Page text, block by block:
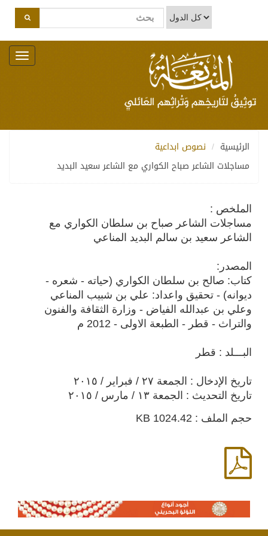
Toggle
navigation
الرئيسية
نصوص ابداعية
مساجلات الشاعر صباح الكواري مع الشاعر سعيد البديد
الملخص :
مساجلات الشاعر صباح بن سلطان الكواري مع
الشاعر سعيد بن سالم البديد المناعي
المصدر:
كتاب: صالح بن سلطان الكواري (حياته - شعره -
ديوانه) - تحقيق واعداد: علي بن شبيب المناعي
وعلي بن عبدالله الفياض - وزارة الثقافة والفنون
والتراث - قطر - الطبعة الاولى - 2012 م
البـــلد : قطر
تاريخ الإدخال : الجمعة ٢٧ / فبراير / ٢٠١٥
تاريخ التحديث : الجمعة ١٣ / مارس / ٢٠١٥
حجم الملف : 1024.42 KB